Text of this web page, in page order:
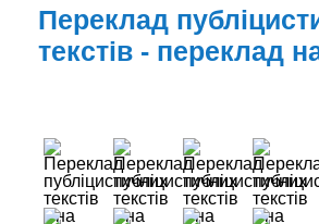
Переклад
текстів - переклад